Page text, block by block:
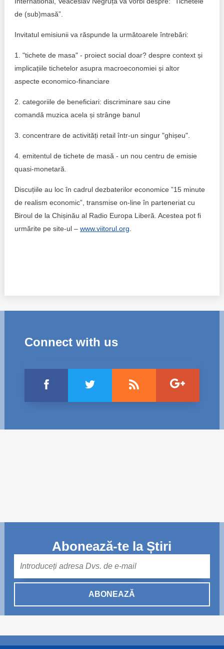
Inițiative desfășurate
Note & poziții​
Organigrama IDIS
Anunțuri
Politici regionale
Laborator sociometric
Transparența guvernării locale
People Watch
Proces democratic
Agenda Națională de Business
15 minute de realism economic
Trend Hunter
Transparența întreprinderilor de stat
Achiziții publice
de (sub)masă”.
Invitatul emisiunii va răspunde la următoarele întrebări:
1. "tichete de masa" - proiect social doar? despre context și
implicațiile tichetelor asupra macroeconomiei și altor
aspecte economico-financiare
2. categoriile de beneficiari: discriminare sau cine
comandă muzica acela și strânge banul
3. concentrare de activități retail într-un singur "ghișeu".
4. emitentul de tichete de masă - un nou centru de emisie
quasi-monetară.
Discuțiile au loc în cadrul dezbaterilor economice ”15 minute
de realism economic”, transmise on-line în parteneriat cu
Biroul de la Chișinău al Radio Europa Liberă. Acestea pot fi
urmărite pe site-ul – www.viitorul.org
Connect with us
Abonează-te la Știri
ABONEAZĂ